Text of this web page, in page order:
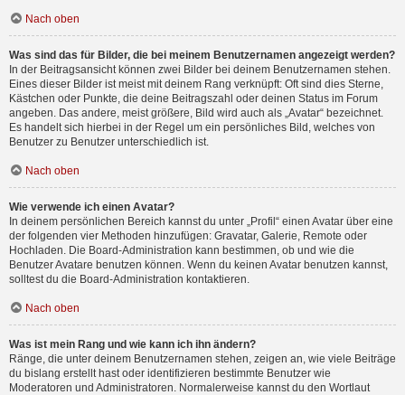
Nach oben
Was sind das für Bilder, die bei meinem Benutzernamen angezeigt werden?
In der Beitragsansicht können zwei Bilder bei deinem Benutzernamen stehen.
Eines dieser Bilder ist meist mit deinem Rang verknüpft: Oft sind dies Sterne,
Kästchen oder Punkte, die deine Beitragszahl oder deinen Status im Forum
angeben. Das andere, meist größere, Bild wird auch als „Avatar“ bezeichnet.
Es handelt sich hierbei in der Regel um ein persönliches Bild, welches von
Benutzer zu Benutzer unterschiedlich ist.
Nach oben
Wie verwende ich einen Avatar?
In deinem persönlichen Bereich kannst du unter „Profil“ einen Avatar über eine
der folgenden vier Methoden hinzufügen: Gravatar, Galerie, Remote oder
Hochladen. Die Board-Administration kann bestimmen, ob und wie die
Benutzer Avatare benutzen können. Wenn du keinen Avatar benutzen kannst,
solltest du die Board-Administration kontaktieren.
Nach oben
Was ist mein Rang und wie kann ich ihn ändern?
Ränge, die unter deinem Benutzernamen stehen, zeigen an, wie viele Beiträge
du bislang erstellt hast oder identifizieren bestimmte Benutzer wie
Moderatoren und Administratoren. Normalerweise kannst du den Wortlaut